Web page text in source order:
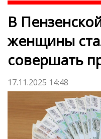
В
женщины
совершать
17.11.2025 14:48